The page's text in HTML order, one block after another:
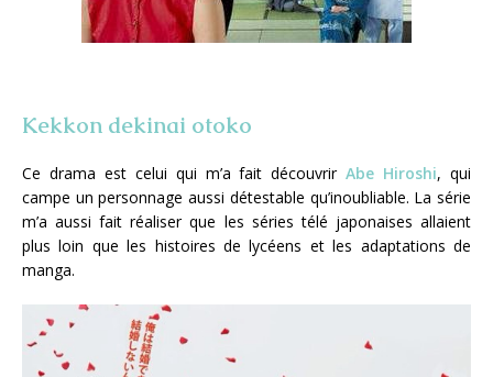
Kekkon dekinai otoko
Ce drama est celui qui m’a fait découvrirAbe Hiroshi, qui
campe un personnage aussi détestable qu’inoubliable. La série
m’a aussi fait réaliser que les séries télé japonaises allaient
plus loin que les histoires de lycéens et les adaptations de
manga.